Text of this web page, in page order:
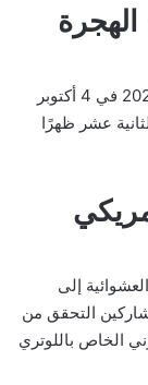
بدأ التقديم على برنامج اللوتري الأمريكي للعام 2025 في 4 أكتوبر
الساعة الثانية عشر ظهرًا
إلى
2024. إذ يمكن للمشاركين التحقق من
الخاص باللوتري